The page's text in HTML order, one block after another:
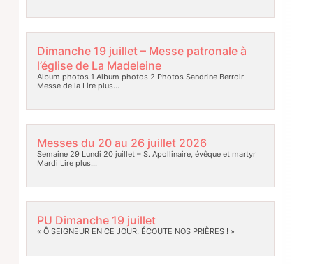
Dimanche 19 juillet – Messe patronale à
l’église de La Madeleine
Album photos 1 Album photos 2 Photos Sandrine Berroir
Messe de laLire plus…
Messes du 20 au 26 juillet 2026
Semaine 29 Lundi 20 juillet – S. Apollinaire, évêque et martyr
Mardi Lire plus…
PU Dimanche 19 juillet
« Ô SEIGNEUR EN CE JOUR, ÉCOUTE NOS PRIÈRES ! »